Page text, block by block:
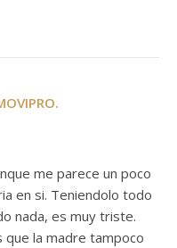
me parece un poco
en si. Teniendolo todo
nada, es muy triste.
que la madre tampoco